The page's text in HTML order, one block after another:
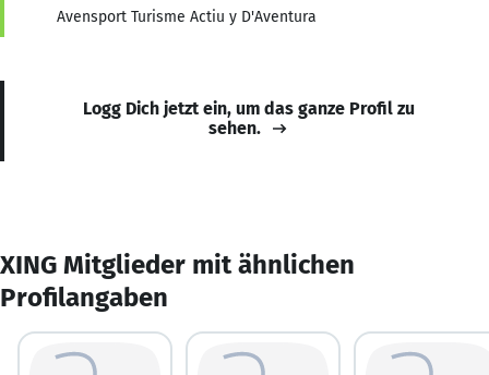
Avensport Turisme Actiu y D'Aventura
Logg Dich jetzt ein, um das ganze Profil zu
sehen.
XING Mitglieder mit ähnlichen
Profilangaben